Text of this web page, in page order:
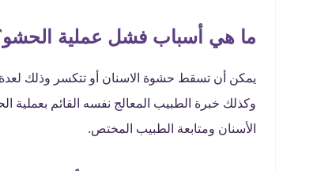
ما هي أسباب فشل عملية
يمكن أن تسقط حشوة الاسنان أو تتكسر وذلك
وكذلك خبرة الطبيب المعالج نفسه القائم بعملية
الأسنان ومتابعة الطبيب المختص.